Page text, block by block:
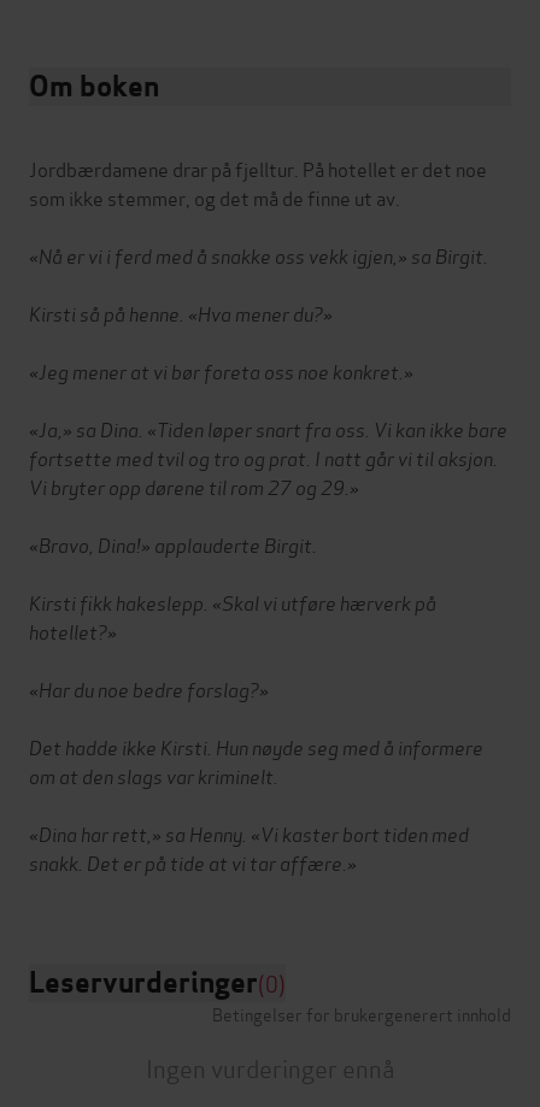
Om boken
Jordbærdamene drar på fjelltur. På hotellet er det noe
som ikke stemmer, og det må de finne ut av.
«Nå er vi i ferd med å snakke oss vekk igjen,» sa Birgit.
Kirsti så på henne. «Hva mener du?»
«Jeg mener at vi bør foreta oss noe konkret.»
«Ja,» sa Dina. «Tiden løper snart fra oss. Vi kan ikke bare
fortsette med tvil og tro og prat. I natt går vi til aksjon.
Vi bryter opp dørene til rom 27 og 29.»
«Bravo, Dina!» applauderte Birgit.
Kirsti fikk hakeslepp. «Skal vi utføre hærverk på
hotellet?»
«Har du noe bedre forslag?»
Det hadde ikke Kirsti. Hun nøyde seg med å informere
om at den slags var kriminelt.
«Dina har rett,» sa Henny. «Vi kaster bort tiden med
snakk. Det er på tide at vi tar affære.»
Leservurderinger(0)
Betingelser for brukergenerert innhold
Ingen vurderinger ennå